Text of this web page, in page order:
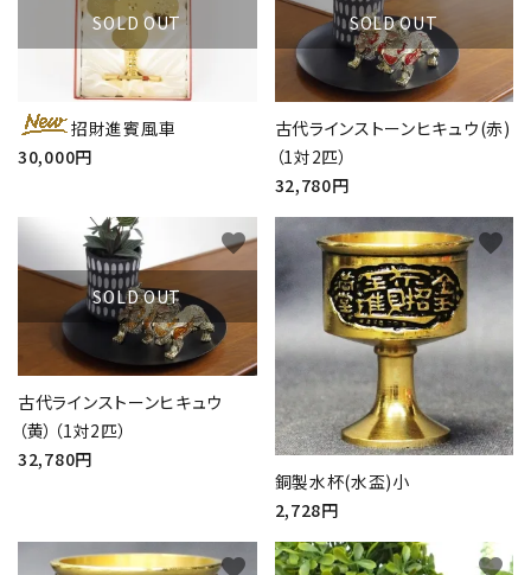
SOLD OUT
招財進賓風車
30,000円
SOLD OUT
古代ラインストーンヒキュウ(赤)
（1対2匹）
32,780円
SOLD OUT
古代ラインストーンヒキュウ
（黄）（1対2匹）
32,780円
favorite
銅製水杯(水盃)小
2,728円
favorite
favorite favorite